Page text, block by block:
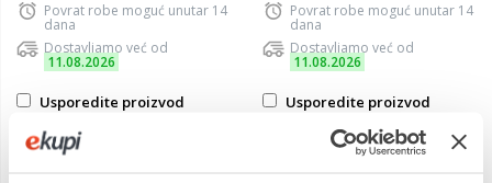
Povrat robe moguć unutar 14
dana
Dostavljamo već od
11.08.2026
Usporedite proizvod
Povrat robe moguć unutar 14
dana
Dostavljamo već od
11.08.2026
Usporedite proizvod